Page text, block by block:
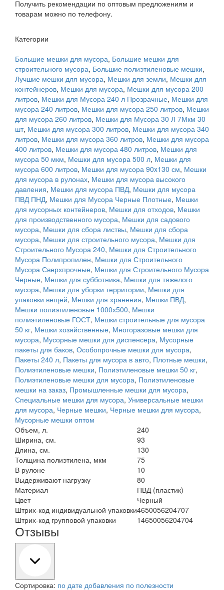
Получить рекомендации по оптовым предложениям и
товарам можно по телефону.
Категории
Большие мешки для мусора, Большие мешки для
строительного мусора, Большие полиэтиленовые мешки,
Лучшие мешки для мусора, Мешки для земли, Мешки для
контейнеров, Мешки для мусора, Мешки для мусора 200
литров, Мешки для Мусора 240 л Прозрачные, Мешки для
мусора 240 литров, Мешки для мусора 250 литров, Мешки
для мусора 260 литров, Мешки для Мусора 30 Л 7Мкм 30
шт, Мешки для мусора 300 литров, Мешки для мусора 340
литров, Мешки для мусора 360 литров, Мешки для мусора
400 литров, Мешки для мусора 480 литров, Мешки для
мусора 50 мкм, Мешки для мусора 500 л, Мешки для
мусора 600 литров, Мешки для мусора 90x130 см, Мешки
для мусора в рулонах, Мешки для мусора высокого
давления, Мешки для мусора ПВД, Мешки для мусора
ПВД ПНД, Мешки для Мусора Черные Плотные, Мешки
для мусорных контейнеров, Мешки для отходов, Мешки
для производственного мусора, Мешки для садового
мусора, Мешки для сбора листвы, Мешки для сбора
мусора, Мешки для строительного мусора, Мешки для
Строительного Мусора 240, Мешки для Строительного
Мусора Полипропилен, Мешки для Строительного
Мусора Сверхпрочные, Мешки для Строительного Мусора
Черные, Мешки для субботника, Мешки для тяжелого
мусора, Мешки для уборки территории, Мешки для
упаковки вещей, Мешки для хранения, Мешки ПВД,
Мешки полиэтиленовые 1000х500, Мешки
полиэтиленовые ГОСТ, Мешки строительные для мусора
50 кг, Мешки хозяйственные, Многоразовые мешки для
мусора, Мусорные мешки для диспенсера, Мусорные
пакеты для баков, Особопрочные мешки для мусора,
Пакеты 240 л, Пакеты для мусора в авто, Плотные мешки,
Полиэтиленовые мешки, Полиэтиленовые мешки 50 кг,
Полиэтиленовые мешки для мусора, Полиэтиленовые
мешки на заказ, Промышленные мешки для мусора,
Специальные мешки для мусора, Универсальные мешки
для мусора, Черные мешки, Черные мешки для мусора,
Мусорные мешки оптом
Объем, л.
240
Ширина, см.
93
Длина, см.
130
Толщина полиэтилена, мкм
75
В рулоне
10
Выдерживают нагрузку
80
Материал
ПВД (пластик)
Цвет
Черный
Штрих-код индивидуальной упаковки4650056204707
Штрих-код групповой упаковки
14650056204704
Отзывы
Сортировка: по дате добавления по полезности